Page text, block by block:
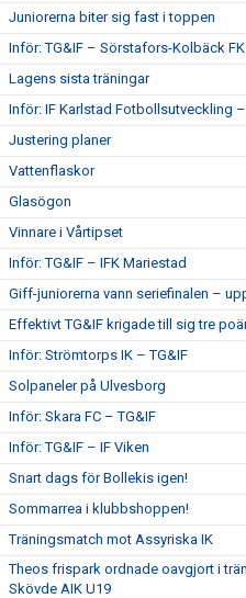
Juniorerna biter sig fast i toppen
Inför: TG&IF – Sörstafors-Kolbäck FK
Lagens sista träningar
Inför: IF Karlstad Fotbollsutveckling –
Justering planer
Vattenflaskor
Glasögon
Vinnare i Vårtipset
Inför: TG&IF – IFK Mariestad
Giff-juniorerna vann seriefinalen –
Effektivt TG&IF krigade till sig tre
Inför: Strömtorps IK – TG&IF
Solpaneler på Ulvesborg
Inför: Skara FC – TG&IF
Inför: TG&IF – IF Viken
Snart dags för Bollekis igen!
Sommarrea i klubbshoppen!
Träningsmatch mot Assyriska IK
Theos frispark ordnade oavgjort i
Skövde AIK U19